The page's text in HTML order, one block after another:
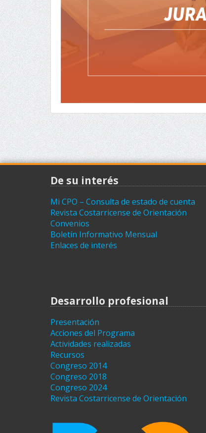
De su interés
Mi CPO – Consulta de estado de cuenta
Revista Costarricense de Orientación
Convenios
Boletín Informativo Mensual
Enlaces de interés
Desarrollo profesional
Presentación
Acciones del Programa
Actividades realizadas
Recursos
Congreso 2014
Congreso 2018
Congreso 2024
Revista Costarricense de Orientación